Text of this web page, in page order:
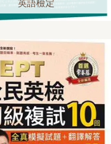
英語檢定